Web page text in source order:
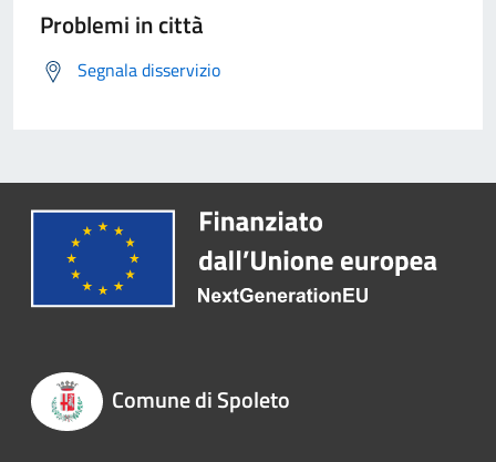
Problemi in città
Segnala disservizio
Comune di Spoleto